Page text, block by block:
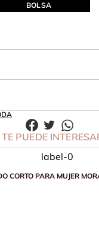
BOLSA
TE PUEDE
CORTO PARA MUJER